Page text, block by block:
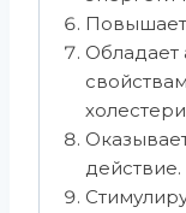
Повышает
Обладает
действие.